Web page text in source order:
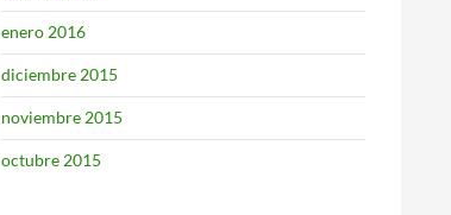
enero 2016
diciembre 2015
noviembre 2015
octubre 2015